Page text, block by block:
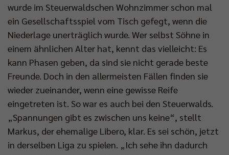
wurde im Steuerwaldschen Wohnzimmer schon mal
ein Gesellschaftsspiel vom Tisch gefegt, wenn die
Niederlage unerträglich wurde. Wer selbst Söhne in
einem ähnlichen Alter hat, kennt das vielleicht: Es
kann Phasen geben, da sind sie nicht gerade beste
Freunde. Doch in den allermeisten Fällen finden sie
wieder zueinander, wenn eine gewisse Reife
eingetreten ist. So war es auch bei den Steuerwalds.
„Spannungen gibt es zwischen uns keine“, stellt
Markus, der ehemalige Libero, klar. Es sei schön, jetzt
in derselben Liga zu spielen. „Ich sehe ihn dadurch